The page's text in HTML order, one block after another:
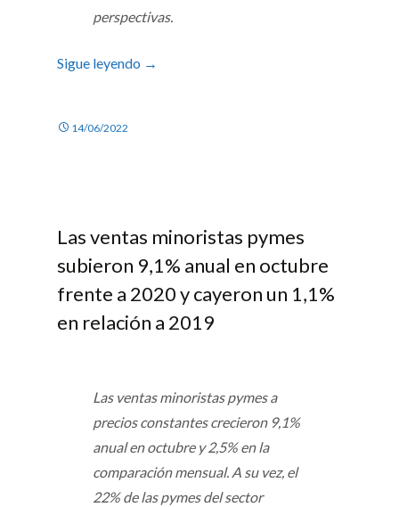
perspectivas.
Sigue leyendo →
14/06/2022
Las ventas minoristas pymes
subieron 9,1% anual en octubre
frente a 2020 y cayeron un 1,1%
en relación a 2019
Las ventas minoristas pymes a
precios constantes crecieron 9,1%
anual en octubre y 2,5% en la
comparación mensual. A su vez, el
22% de las pymes del sector